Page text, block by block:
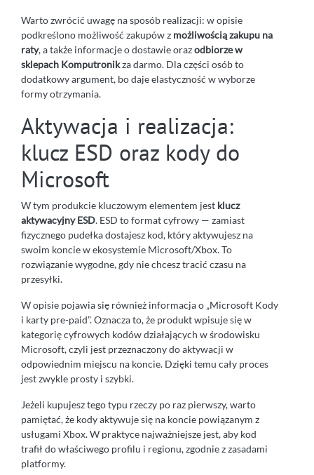
Warto zwrócić uwagę na sposób realizacji: w opisie
podkreślono możliwość zakupów z możliwością zakupu na
raty, a także informacje o dostawie orazodbiorze w
sklepach Komputronikza darmo. Dla części osób to
dodatkowy argument, bo daje elastyczność w wyborze
formy otrzymania.
Aktywacja i realizacja:
klucz ESD oraz kody do
Microsoft
W tym produkcie kluczowym elementem jest klucz
aktywacyjny ESD. ESD to format cyfrowy — zamiast
fizycznego pudełka dostajesz kod, który aktywujesz na
swoim koncie w ekosystemie Microsoft/Xbox. To
rozwiązanie wygodne, gdy nie chcesz tracić czasu na
przesyłki.
W opisie pojawia się również informacja o „Microsoft Kody
i karty pre-paid”. Oznacza to, że produkt wpisuje się w
kategorię cyfrowych kodów działających w środowisku
Microsoft, czyli jest przeznaczony do aktywacji w
odpowiednim miejscu na koncie. Dzięki temu cały proces
jest zwykle prosty i szybki.
Jeżeli kupujesz tego typu rzeczy po raz pierwszy, warto
pamiętać, że kody aktywuje się na koncie powiązanym z
usługami Xbox. W praktyce najważniejsze jest, aby kod
trafił do właściwego profilu i regionu, zgodnie z zasadami
platformy.